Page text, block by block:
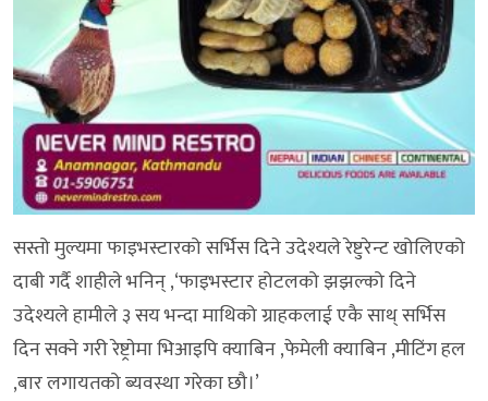
सस्तो मुल्यमा फाइभस्टारको सर्भिस दिने उदेश्यले रेष्टुरेन्ट खोलिएको
दाबी गर्दै शाहीले भनिन् ,‘फाइभस्टार होटलको झझल्को दिने
उदेश्यले हामीले ३ सय भन्दा माथिको ग्राहकलाई एकै साथ् सर्भिस
दिन सक्ने गरी रेष्ट्राेमा भिआइपि क्याबिन ,फेमेली क्याबिन ,मीटिंग हल
,बार लगायतको ब्यवस्था गरेका छौ।’